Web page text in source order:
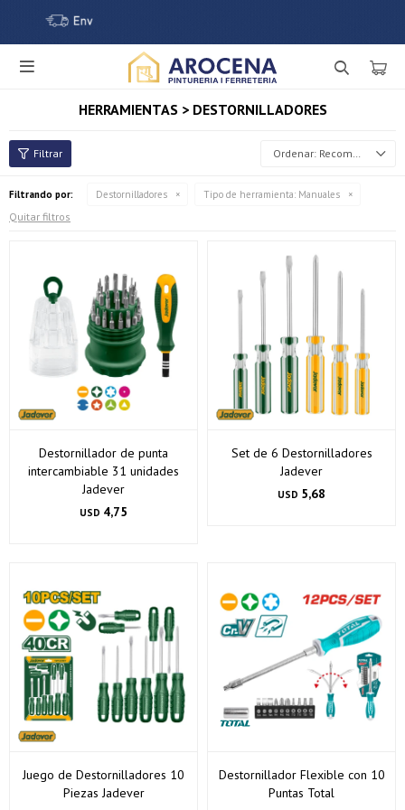

HERRAMIENTAS > DESTORNILLADORES
Recomendados
Filtrando por: Destornilladores Tipo de herramienta: Manuales
Quitar filtros
Destornillador de punta
intercambiable 31 unidades
Jadever
USD 4,75
Set de 6 Destornilladores
Jadever
USD 5,68
Juego de Destornilladores 10
Piezas Jadever
Destornillador Flexible con 10
Puntas Total